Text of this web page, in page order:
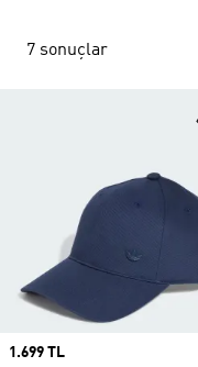
7 sonuçlar
Price
1.699 TL